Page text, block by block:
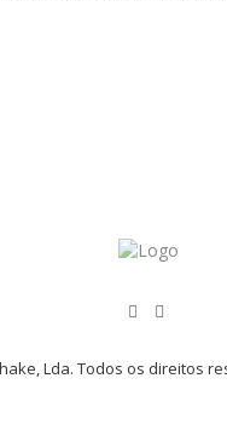
Lda. Todos os direitos